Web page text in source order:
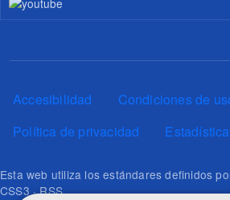
Pie de página
Accesibilidad Condiciones de
Política de privacidad
Esta web utiliza los estándares definidos
CSS3 · RSS